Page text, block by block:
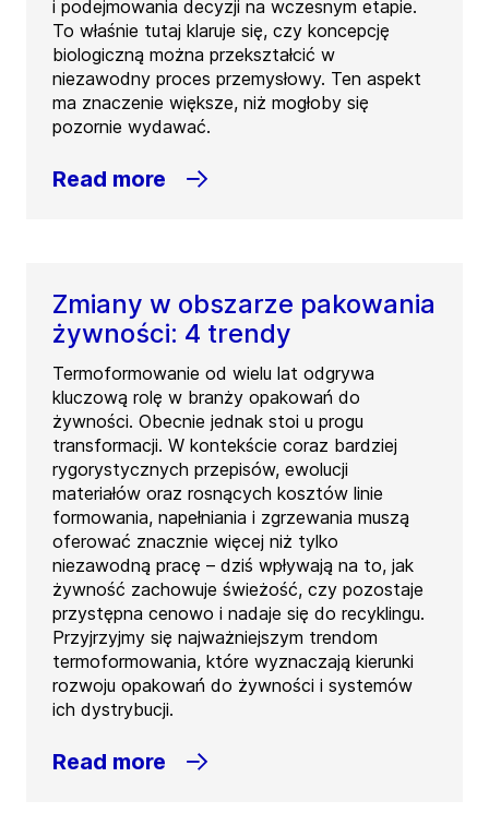
i podejmowania decyzji na wczesnym etapie.
To właśnie tutaj klaruje się, czy koncepcję
biologiczną można przekształcić w
niezawodny proces przemysłowy. Ten aspekt
ma znaczenie większe, niż mogłoby się
pozornie wydawać.
Read more
Zmiany w obszarze pakowania
żywności: 4 trendy
Termoformowanie od wielu lat odgrywa
kluczową rolę w branży opakowań do
żywności. Obecnie jednak stoi u progu
transformacji. W kontekście coraz bardziej
rygorystycznych przepisów, ewolucji
materiałów oraz rosnących kosztów linie
formowania, napełniania i zgrzewania muszą
oferować znacznie więcej niż tylko
niezawodną pracę – dziś wpływają na to, jak
żywność zachowuje świeżość, czy pozostaje
przystępna cenowo i nadaje się do recyklingu.
Przyjrzyjmy się najważniejszym trendom
termoformowania, które wyznaczają kierunki
rozwoju opakowań do żywności i systemów
ich dystrybucji.
Read more